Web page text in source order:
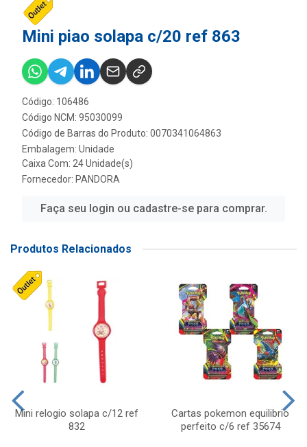
Mini piao solapa c/20 ref 863
Código: 106486
Código NCM: 95030099
Código de Barras do Produto: 0070341064863
Embalagem: Unidade
Caixa Com: 24 Unidade(s)
Fornecedor: PANDORA
Faça seu login ou cadastre-se para comprar.
Produtos Relacionados
Mini relogio solapa c/12 ref
832
Cartas pokemon equilibrio
perfeito c/6 ref 35674